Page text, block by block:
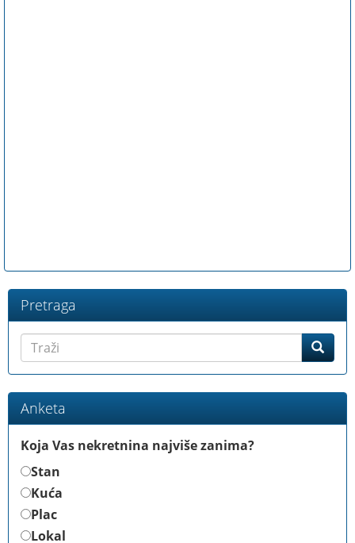
Pretraga
Anketa
Koja Vas nekretnina najviše zanima?
Stan
Kuća
Plac
Lokal